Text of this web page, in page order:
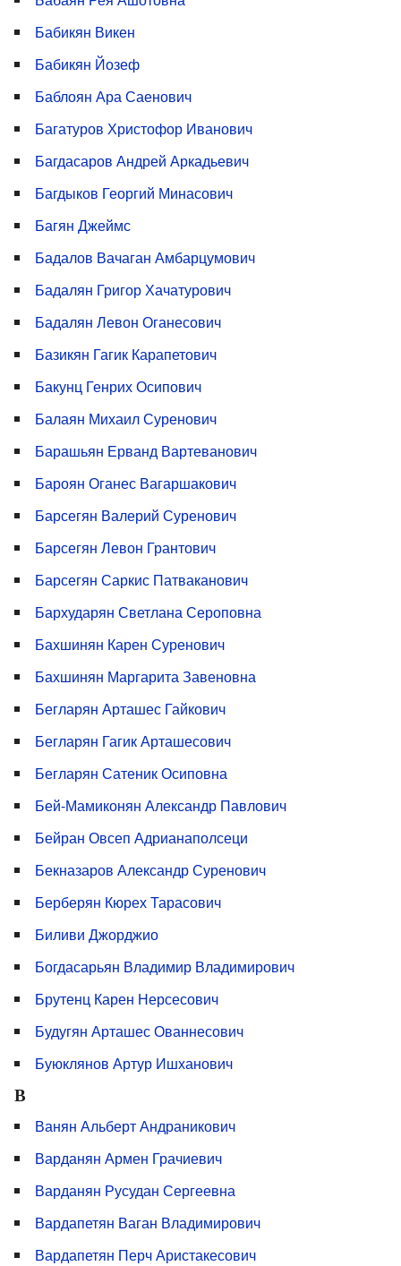
Бабикян Викен
Бабикян Йозеф
Баблоян Ара Саенович
Багатуров Христофор Иванович
Багдасаров Андрей Аркадьевич
Багдыков Георгий Минасович
Багян Джеймс
Бадалов Вачаган Амбарцумович
Бадалян Григор Хачатурович
Бадалян Левон Оганесович
Базикян Гагик Карапетович
Бакунц Генрих Осипович
Балаян Михаил Суренович
Барашьян Ерванд Вартеванович
Бароян Оганес Вагаршакович
Барсегян Валерий Суренович
Барсегян Левон Грантович
Барсегян Саркис Патваканович
Бархударян Светлана Сероповна
Бахшинян Карен Суренович
Бахшинян Маргарита Завеновна
Бегларян Арташес Гайкович
Бегларян Гагик Арташесович
Бегларян Сатеник Осиповна
Бей-Мамиконян Александр Павлович
Бейран Овсеп Адрианаполсеци
Бекназаров Александр Суренович
Берберян Кюрех Тарасович
Биливи Джорджио
Богдасарьян Владимир Владимирович
Брутенц Карен Нерсесович
Будугян Арташес Ованнесович
Буюклянов Артур Ишханович
В
Ванян Альберт Андраникович
Варданян Армен Грачиевич
Варданян Русудан Сергеевна
Вардапетян Ваган Владимирович
Вардапетян Перч Аристакесович